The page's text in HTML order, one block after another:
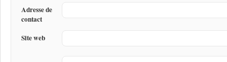
Adresse de
contact
Site web